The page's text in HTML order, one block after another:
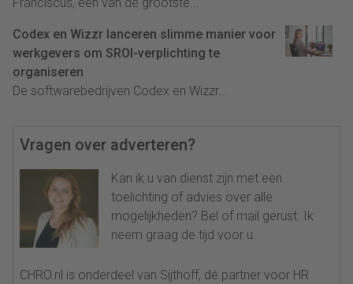
Codex en Wizzr lanceren slimme manier voor
werkgevers om SROI-verplichting te
organiseren
De softwarebedrijven Codex en Wizzr...
Vragen over adverteren?
Kan ik u van dienst zijn met een
toelichting of advies over alle
mogelijkheden? Bel of mail gerust. Ik
neem graag de tijd voor u.
CHRO.nl is onderdeel van Sijthoff, dé partner voor HR